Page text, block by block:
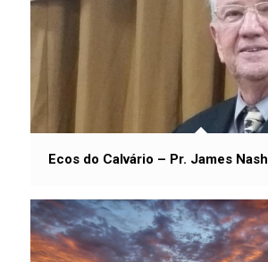
Ecos do Calvário – Pr. James Nash